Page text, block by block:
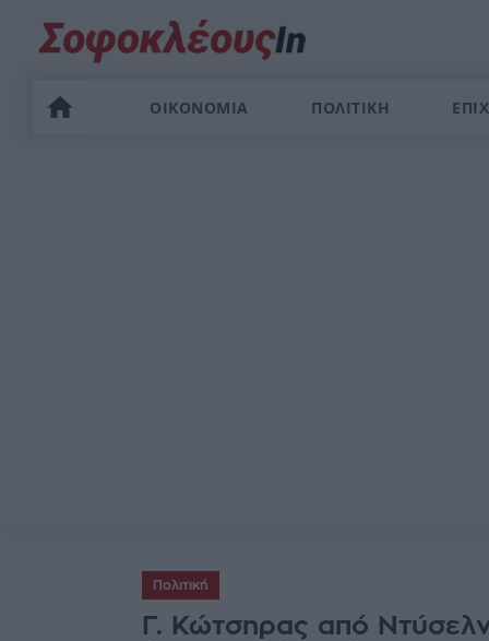
ΟΙΚΟΝΟΜΙΑ ΠΟΛΙΤΙΚΗ
Πολιτική
Γ. Κώτσηρας από